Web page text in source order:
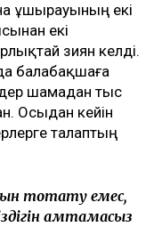
ұшырауының екі
екі
зиян келді.
балабақшаға
шамадан тыс
Осыдан кейін
талаптың
тоқтату емес,
қамтамасыз